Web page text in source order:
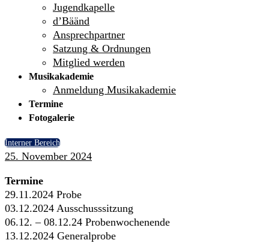
Jugendkapelle
d’Bäänd
Ansprechpartner
Satzung & Ordnungen
Mitglied werden
Musikakademie
Anmeldung Musikakademie
Termine
Fotogalerie
Interner Bereich
25. November 2024
Termine
29.11.2024 Probe
03.12.2024 Ausschusssitzung
06.12. – 08.12.24 Probenwochenende
13.12.2024 Generalprobe